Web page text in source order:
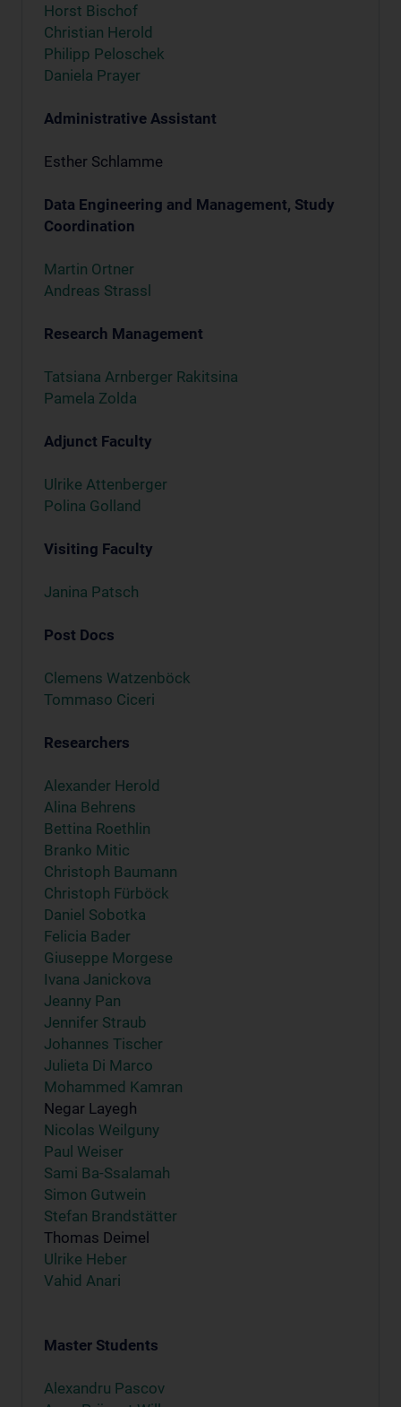
Horst Bischof
Christian Herold
Philipp Peloschek
Daniela Prayer
Administrative Assistant
Esther Schlamme
Data Engineering and Management, Study
Coordination
Martin Ortner
Andreas Strassl
Research Management
Tatsiana Arnberger Rakitsina
Pamela Zolda
Adjunct Faculty
Ulrike Attenberger
Polina Golland
Visiting Faculty
Janina Patsch
Post Docs
Clemens Watzenböck
Tommaso Ciceri
Researchers
Alexander Herold
Alina Behrens
Bettina Roethlin
Branko Mitic
Christoph Baumann
Christoph Fürböck
Daniel Sobotka
Felicia Bader
Giuseppe Morgese
Ivana Janickova
Jeanny Pan
Jennifer Straub
Johannes Tischer
Julieta Di Marco
Mohammed Kamran
Negar Layegh
Nicolas Weilguny
Paul Weiser
Sami Ba-Ssalamah
Simon Gutwein
Stefan Brandstätter
Thomas Deimel
Ulrike Heber
Vahid Anari
Master Students
Alexandru Pascov